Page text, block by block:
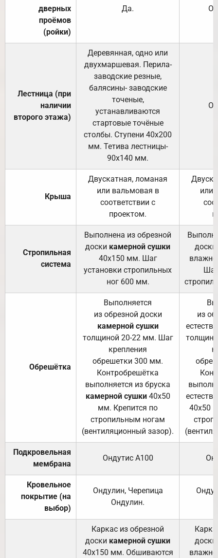
дверных
проёмов
(ройки)
Да.
Лестница (при
наличии
второго этажа)
Деревянная, одно или
двухмаршевая. Перила-
заводские резные,
балясины- заводские
точеные,
устанавливаются
стартовые точёные
столбы. Ступени 40х200
мм. Тетива лестницы-
90х140 мм.
Крыша
Двускатная, ломаная
или вальмовая в
соответствии с
проектом.
или
Стропильная
система
Выполнена из обрезной
доски камерной сушки
40х150 мм. Шаг
установки стропильных
ног 600 мм.
доски
Обрешётка
Выполняется
из обрезной доски
камерной сушки
толщиной 20-22 мм. Шаг
крепления
обрешетки 300 мм.
Контробрешётка
выполняется из бруска
камерной сушки40х50
мм. Крепится по
стропильным ногам
(вентиляционный зазор).
из
40х50
Подкровельная
мембрана
Ондутис А100
Кровельное
покрытие (на
выбор)
Ондулин, Черепица
Ондулин.
Каркас из обрезной
доски камерной сушки
40х150 мм. Обшиваются
доски